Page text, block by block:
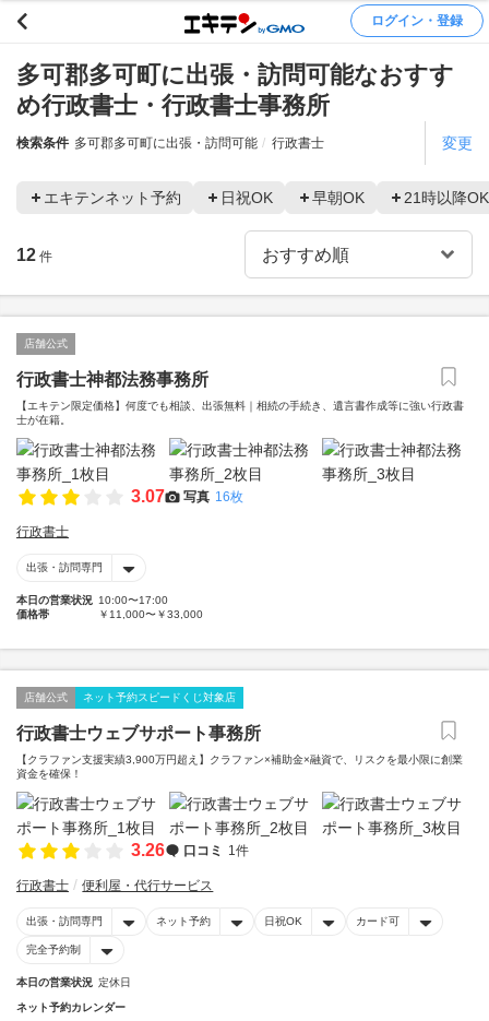
ログイン・登録
多可郡多可町に出張・訪問可能なおすす
め行政書士・行政書士事務所
検索条件 多可郡多可町に出張・訪問可能 行政書士 変更
エキテンネット予約 日祝OK 早朝OK 21時以降OK
12 件
店舗公式
行政書士神都法務事務所
【エキテン限定価格】何度でも相談、出張無料｜相続の手続き、遺言書作成等に強い行政書
士が在籍。
3.07 写真 16枚
行政書士
出張・訪問専門
本日の営業状況 10:00〜17:00
価格帯
￥11,000〜￥33,000
店舗公式 ネット予約スピードくじ対象店
行政書士ウェブサポート事務所
【クラファン支援実績3,900万円超え】クラファン×補助金×融資で、リスクを最小限に創業
資金を確保！
3.26 口コミ 1件
行政書士 便利屋・代行サービス
出張・訪問専門 ネット予約 日祝OK カード可
完全予約制
本日の営業状況 定休日
ネット予約カレンダー